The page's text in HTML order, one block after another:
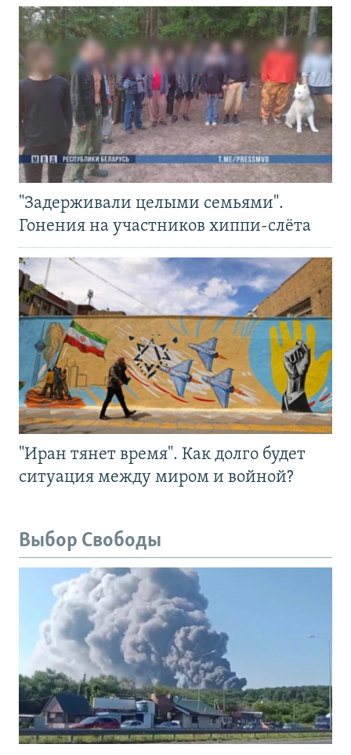
"Задерживали целыми семьями".
Гонения на участников хиппи-слёта
"Иран тянет время". Как долго будет
ситуация между миром и войной?
Выбор Свободы